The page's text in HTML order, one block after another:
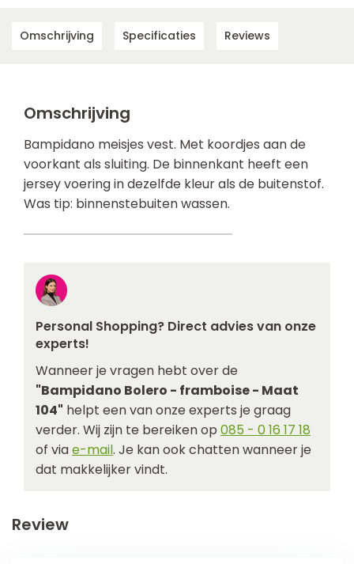
Omschrijving Specificaties Reviews
Omschrijving
Bampidano meisjes vest. Met koordjes aan de
voorkant als sluiting. De binnenkant heeft een
jersey voering in dezelfde kleur als de buitenstof.
Was tip: binnenstebuiten wassen.
Personal Shopping? Direct advies van onze
experts!
Wanneer je vragen hebt over de
"Bampidano Bolero - framboise - Maat
104" helpt een van onze experts je graag
verder. Wij zijn te bereiken op 085 - 0 16 17 18
of viae-mail. Je kan ook chatten wanneer je
dat makkelijker vindt.
Review